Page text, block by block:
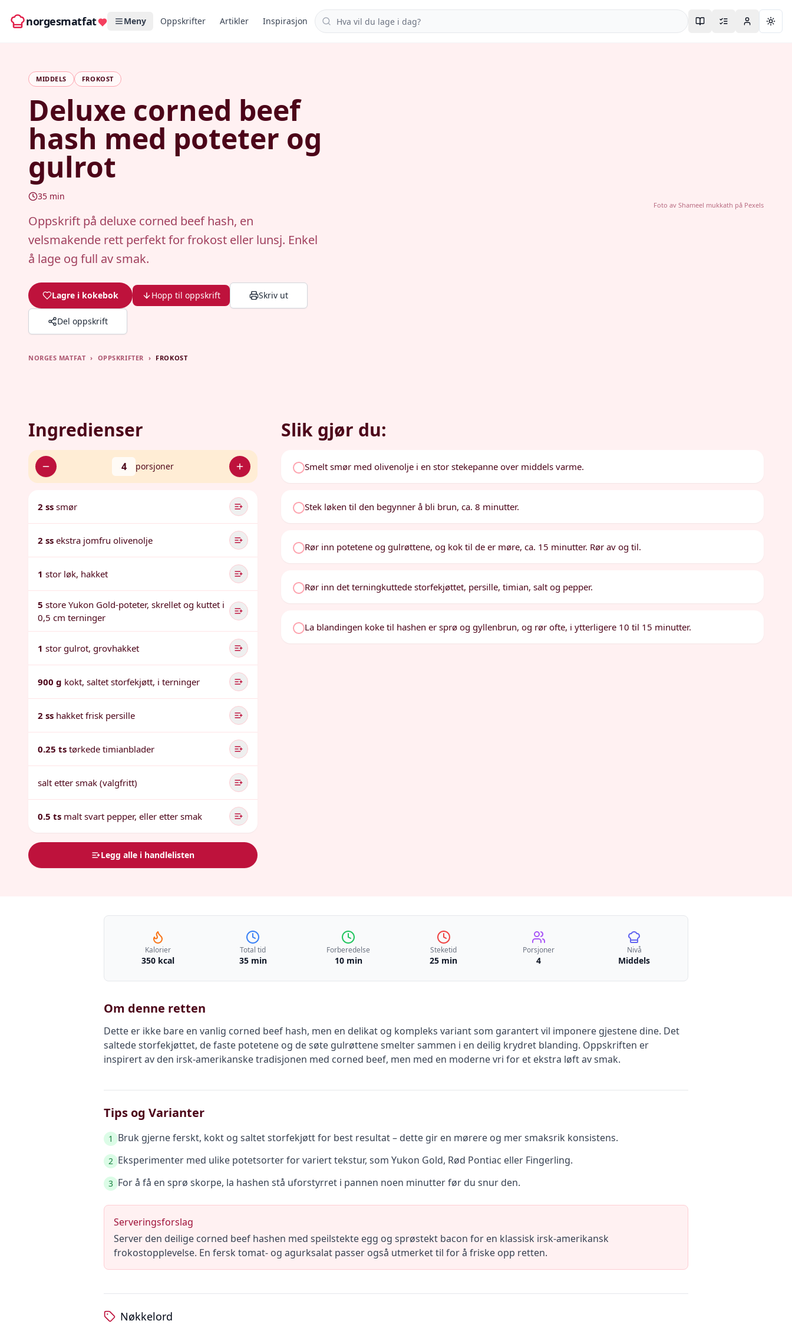
norgesmatfat Meny Oppskrifter Artikler Inspirasjon Søk i oppskrifter
MIDDELS FROKOST
Deluxe corned beef
hash med poteter og
gulrot
35 min
Oppskrift på deluxe corned beef hash, en
velsmakende rett perfekt for frokost eller lunsj. Enkel
å lage og full av smak.
Lagre i kokebok Hopp til oppskrift Skriv ut
Del oppskrift
Foto av Shameel mukkath på Pexels
NORGES MATFAT › OPPSKRIFTER › FROKOST
Ingredienser
4 porsjoner
2 ss smør
2 ss ekstra jomfru olivenolje
1 stor løk, hakket
5 store Yukon Gold-poteter, skrellet og kuttet i
0,5 cm terninger
1 stor gulrot, grovhakket
900 g kokt, saltet storfekjøtt, i terninger
2 ss hakket frisk persille
0.25 ts tørkede timianblader
salt etter smak (valgfritt)
0.5 ts malt svart pepper, eller etter smak
Legg alle i handlelisten
Slik gjør du:
Smelt smør med olivenolje i en stor stekepanne over middels varme.
Stek løken til den begynner å bli brun, ca. 8 minutter.
Rør inn potetene og gulrøttene, og kok til de er møre, ca. 15 minutter. Rør av og til.
Rør inn det terningkuttede storfekjøttet, persille, timian, salt og pepper.
La blandingen koke til hashen er sprø og gyllenbrun, og rør ofte, i ytterligere 10 til 15 minutter.
Kalorier
350 kcal
Total tid
35 min
Forberedelse
10 min
Steketid
25 min
Porsjoner
4
Nivå
Middels
Om denne retten
Dette er ikke bare en vanlig corned beef hash, men en delikat og kompleks variant som garantert vil imponere gjestene dine. Det
saltede storfekjøttet, de faste potetene og de søte gulrøttene smelter sammen i en deilig krydret blanding. Oppskriften er
inspirert av den irsk-amerikanske tradisjonen med corned beef, men med en moderne vri for et ekstra løft av smak.
Tips og Varianter
1 Bruk gjerne ferskt, kokt og saltet storfekjøtt for best resultat – dette gir en mørere og mer smaksrik konsistens.
2 Eksperimenter med ulike potetsorter for variert tekstur, som Yukon Gold, Rød Pontiac eller Fingerling.
3 For å få en sprø skorpe, la hashen stå uforstyrret i pannen noen minutter før du snur den.
Serveringsforslag
Server den deilige corned beef hashen med speilstekte egg og sprøstekt bacon for en klassisk irsk-amerikansk
frokostopplevelse. En fersk tomat- og agurksalat passer også utmerket til for å friske opp retten.
Nøkkelord